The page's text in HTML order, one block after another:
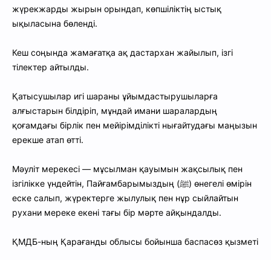
жүрекжарды жырын орындап, көпшіліктің ыстық
ықыласына бөленді.
Кеш соңында жамағатқа ақ дастархан жайылып, ізгі
тілектер айтылды.
Қатысушылар игі шараны ұйымдастырушыларға
алғыстарын білдіріп, мұндай имани шаралардың
қоғамдағы бірлік пен мейірімділікті нығайтудағы маңызын
ерекше атап өтті.
Мәуліт мерекесі — мұсылман қауымын жақсылық пен
ізгілікке үндейтін, Пайғамбарымыздың (ﷺ) өнегелі өмірін
еске салып, жүректерге жылулық пен нұр сыйлайтын
рухани мереке екені тағы бір мәрте айқындалды.
ҚМДБ-ның Қарағанды облысы бойынша баспасөз қызметі